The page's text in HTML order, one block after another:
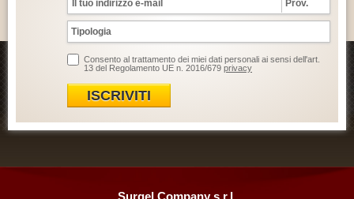
Consento al trattamento dei miei dati personali ai sensi dell'art.
13 del Regolamento UE n. 2016/679 privacy
ISCRIVITI